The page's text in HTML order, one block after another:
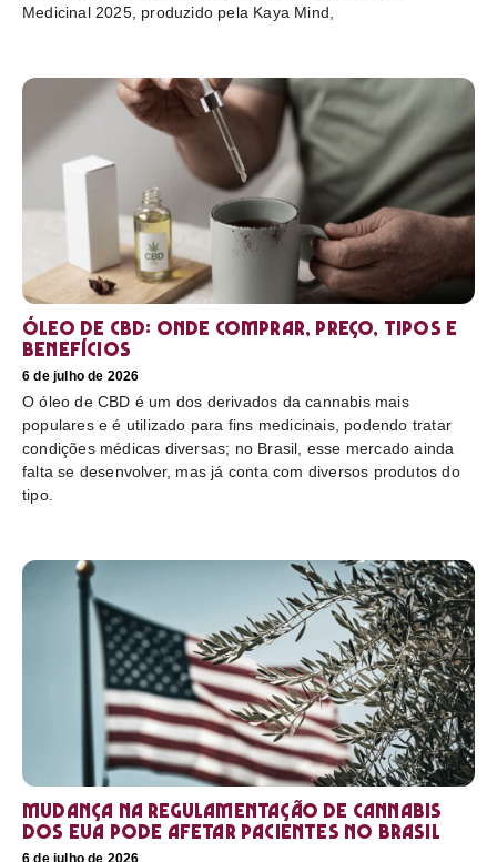
Medicinal 2025, produzido pela Kaya Mind,
Óleo de CBD: Onde comprar, preço, tipos e
benefícios
6 de julho de 2026
O óleo de CBD é um dos derivados da cannabis mais
populares e é utilizado para fins medicinais, podendo tratar
condições médicas diversas; no Brasil, esse mercado ainda
falta se desenvolver, mas já conta com diversos produtos do
tipo.
Mudança na regulamentação de cannabis
dos EUA pode afetar pacientes no Brasil
6 de julho de 2026